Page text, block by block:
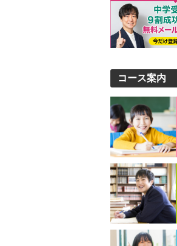
コース案内